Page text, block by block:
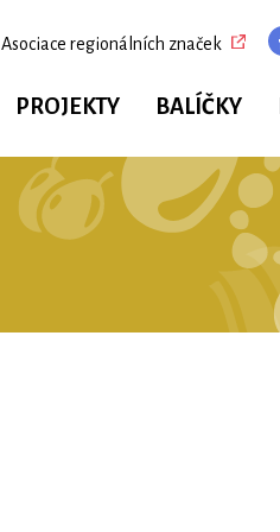
Asociace regionálních značek
PROJEKTY BALÍČKY